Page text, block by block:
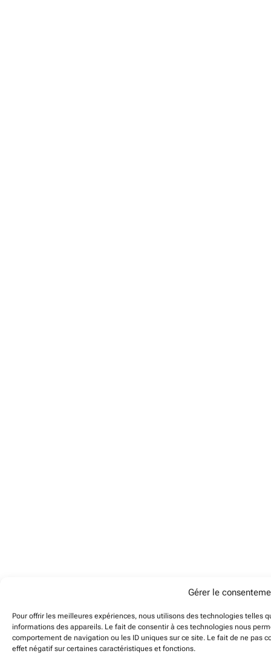
Gérer le
Pour offrir les meilleures expériences, nous utilisons des technologies telles
informations des appareils. Le fait de consentir à ces technologies nous
comportement de navigation ou les ID uniques sur ce site. Le fait de ne pas
effet négatif sur certaines caractéristiques et fonctions.